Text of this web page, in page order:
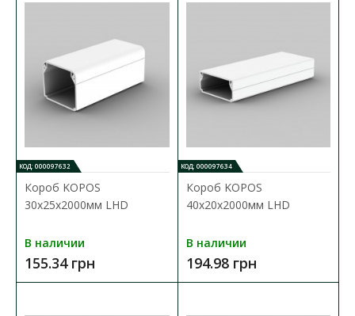
118.96 грн
В сравнения
В закладки
КОД: 000097632
Короб KOPOS
30х25х2000мм LHD
В наличии
155.34 грн
КОД: 000097634
Короб KOPOS
40х20х2000мм LHD
В наличии
194.98 грн